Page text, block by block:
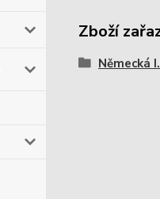
Zboží
Německá